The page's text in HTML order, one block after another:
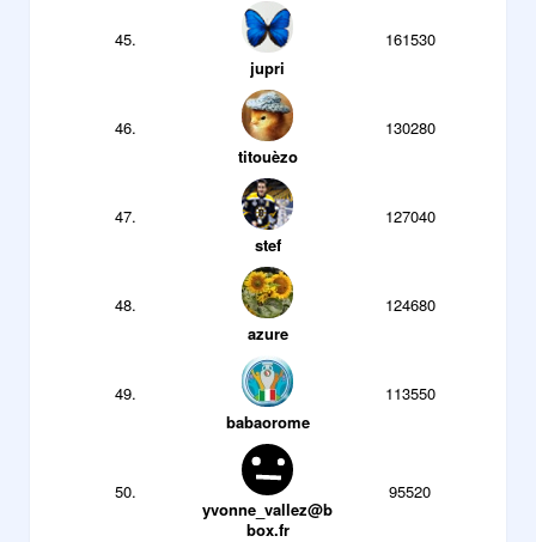
45.
jupri
161530
46.
titouèzo
130280
47.
stef
127040
48.
azure
124680
49.
babaorome
113550
50.
yvonne_vallez@b
box.fr
95520